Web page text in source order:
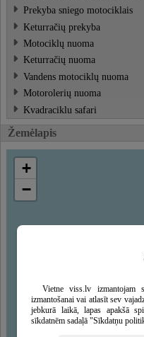
Prekyba sniego motociklais
Keturračių prekyba
Motociklų nuoma
Keturračių nuoma
Vandens motociklų nuoma
Motorolerių nuoma
Kvadraciklu safari
Žemėlapis
+
−
Vietne viss.lv izmantojam
izmantošanai vai atlasīt sev
jebkurā laikā, lapas apakšā
sīkdatnēm sadaļā "Sīkdatņu